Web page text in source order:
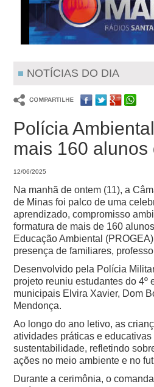
NOTÍCIAS DO DIA
Polícia
mais 160 alunos
12/06/2025
Na manhã de ontem (11), a
de Minas foi palco de uma
aprendizado, compromisso
formatura de mais de 160
Educação Ambiental
presença de familiares,
Desenvolvido pela Polícia
projeto reuniu estudantes do 4º
municipais Elvira Xavier, Dom
Mendonça.
Ao longo do ano letivo, as
atividades práticas e educativas
sustentabilidade, refletindo
ações no meio ambiente e no
Durante a cerimônia, o